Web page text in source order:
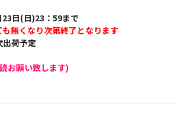
日(日)23：59まで
無くなり次第終了となります
荷予定
お願い致します)